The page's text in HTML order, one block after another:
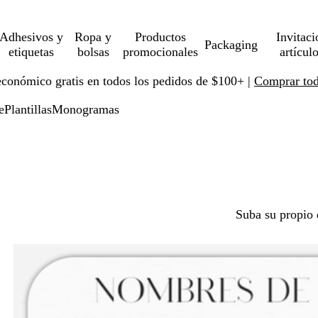
y
etiquetas
Ropa y
bolsas
Productos
promocionales
Packaging
gratis en todos los pedidos de $100+ | Comprar
PlantillasMonogramas
Suba su propio